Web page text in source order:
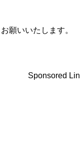
願いいたします。
Sponsored